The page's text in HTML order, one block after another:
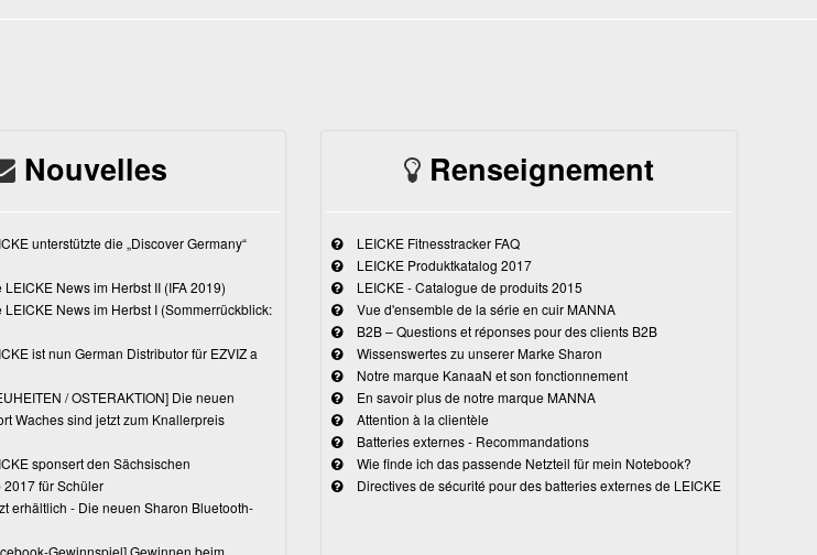
Nouvelles
unterstützte die „Discover Germany“
News im Herbst II (IFA 2019)
News im Herbst I (Sommerrückblick:
ist nun German Distributor für EZVIZ a
/ OSTERAKTION] Die neuen
Waches sind jetzt zum Knallerpreis
sponsert den Sächsischen
2017 für Schüler
erhältlich - Die neuen Sharon Bluetooth-
Gewinnspiel] Gewinnen beim
Renseignement
LEICKE Fitnesstracker FAQ
LEICKE Produktkatalog 2017
LEICKE - Catalogue de produits 2015
Vue d'ensemble de la série en cuir MANNA
B2B – Questions et réponses pour des clients B2B
Wissenswertes zu unserer Marke Sharon
Notre marque KanaaN et son fonctionnement
En savoir plus de notre marque MANNA
Attention à la clientèle
Batteries externes - Recommandations
Wie finde ich das passende Netzteil für mein Notebook?
Directives de sécurité pour des batteries externes de LEICKE